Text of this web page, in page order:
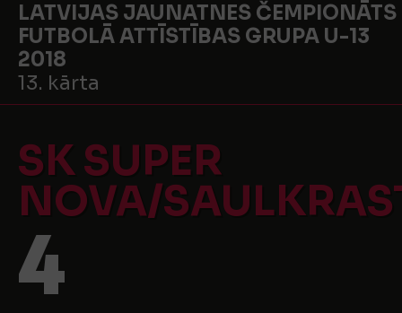
LATVIJAS JAUNATNES ČEMPIONĀTS
FUTBOLĀ ATTĪSTĪBAS GRUPA U-13
2018
13. kārta
SK SUPER
NOVA/
4